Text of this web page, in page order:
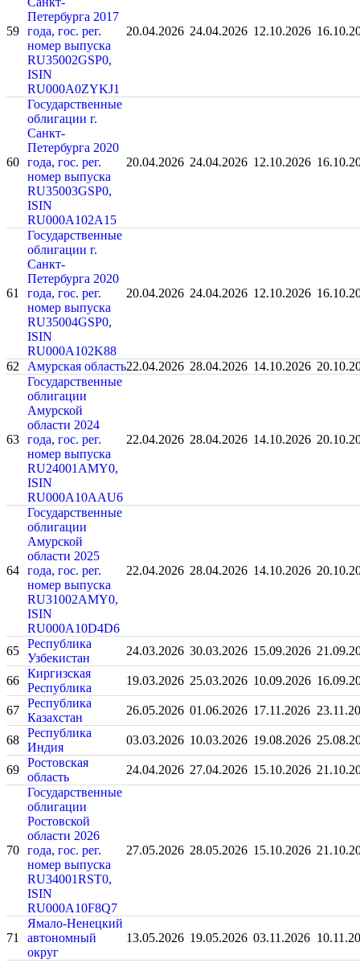
59
Петербурга 2017
года, гос. рег.
номер выпуска
RU35002GSP0,
ISIN
RU000A0ZYKJ1
20.04.2026 24.04.2026 12.10.2026
60
Государственные
облигации г.
Санкт-
Петербурга 2020
года, гос. рег.
номер выпуска
RU35003GSP0,
ISIN
RU000A102A15
20.04.2026 24.04.2026 12.10.2026
61
Государственные
облигации г.
Санкт-
Петербурга 2020
года, гос. рег.
номер выпуска
RU35004GSP0,
ISIN
RU000A102K88
20.04.2026 24.04.2026 12.10.2026
62 Амурская область22.04.2026 28.04.2026 14.10.2026
63
Государственные
облигации
Амурской
области 2024
года, гос. рег.
номер выпуска
RU24001AMY0,
ISIN
RU000A10AAU6
22.04.2026 28.04.2026 14.10.2026
64
Государственные
облигации
Амурской
области 2025
года, гос. рег.
номер выпуска
RU31002AMY0,
ISIN
RU000A10D4D6
22.04.2026 28.04.2026 14.10.2026
65
Республика
Узбекистан
24.03.2026 30.03.2026 15.09.2026
66
Киргизская
Республика
19.03.2026 25.03.2026 10.09.2026
67
Республика
Казахстан
26.05.2026 01.06.2026 17.11.2026
68
Республика
Индия
03.03.2026 10.03.2026 19.08.2026
69
Ростовская
область
24.04.2026 27.04.2026 15.10.2026
70
Государственные
облигации
Ростовской
области 2026
года, гос. рег.
номер выпуска
RU34001RST0,
ISIN
RU000A10F8Q7
27.05.2026 28.05.2026 15.10.2026
71
Ямало-Ненецкий
автономный
округ
13.05.2026 19.05.2026 03.11.2026